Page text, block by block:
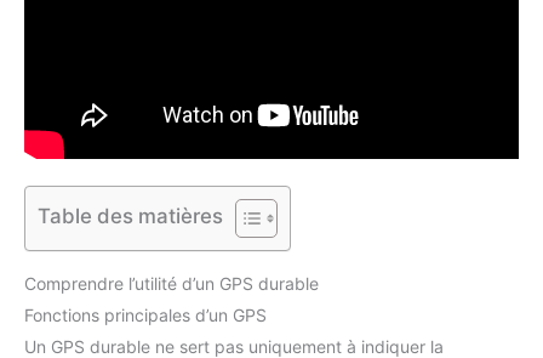
Table des matières
Comprendre l’utilité d’un GPS durable
Fonctions principales d’un GPS
Un GPS durable ne sert pas uniquement à indiquer la